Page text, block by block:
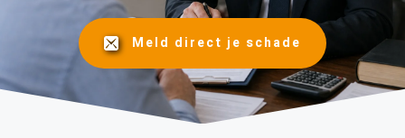
Meld direct je schade